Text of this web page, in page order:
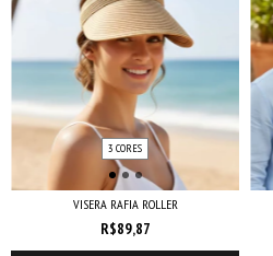
3 CORES
VISERA RAFIA ROLLER
R$89,87